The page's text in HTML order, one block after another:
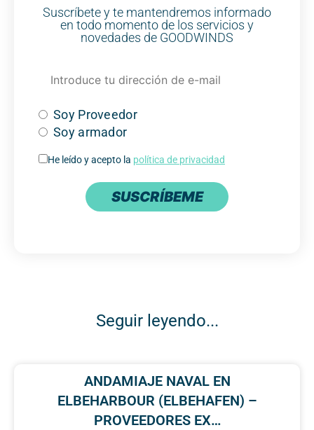
Suscríbete y te mantendremos informado
en todo momento de los servicios y
novedades de GOODWINDS
Soy Proveedor
Soy armador
He leído y acepto la política de privacidad
SUSCRÍBEME
Seguir leyendo...
ANDAMIAJE NAVAL EN
ELBEHARBOUR (ELBEHAFEN) –
PROVEEDORES EX…